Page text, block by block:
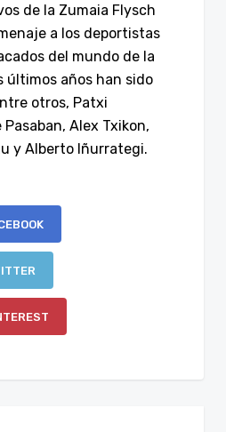
de la Zumaia Flysch
a los deportistas
del mundo de la
últimos años han sido
otros, Patxi
Alex Txikon,
y Alberto Iñurrategi.